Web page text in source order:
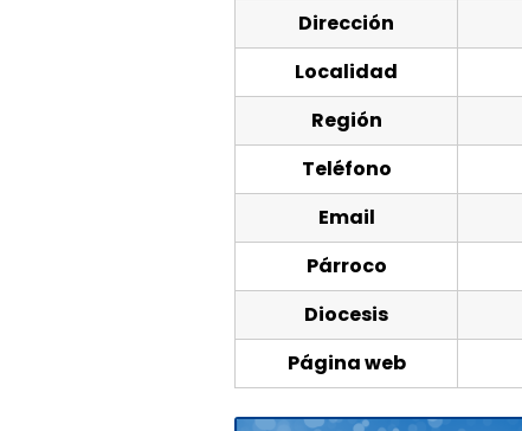
Dirección
Localidad
Región
Teléfono
Email
Párroco
Diocesis
Página web